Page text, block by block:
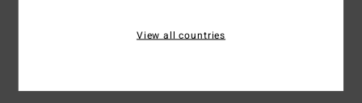
View all countries